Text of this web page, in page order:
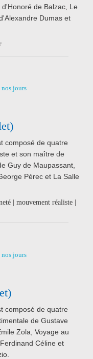
de Balzac, Le
Dumas et
nos jours
composé de quatre
et son maître de
Guy de Maupassant,
Pérec et La Salle
| mouvement réaliste |
nos jours
composé de quatre
de Gustave
Zola, Voyage au
Céline et